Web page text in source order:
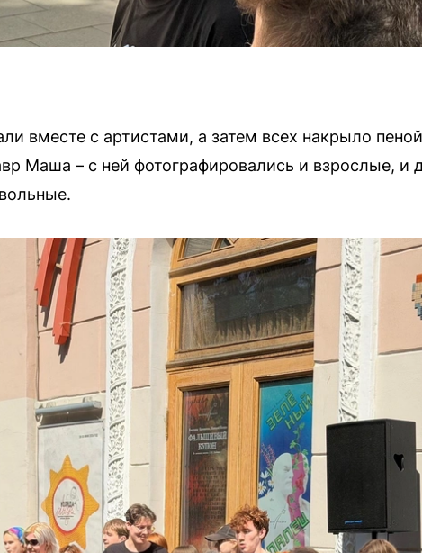
вместе с артистами, а затем всех накрыло
Маша – с ней фотографировались и взрослые, и